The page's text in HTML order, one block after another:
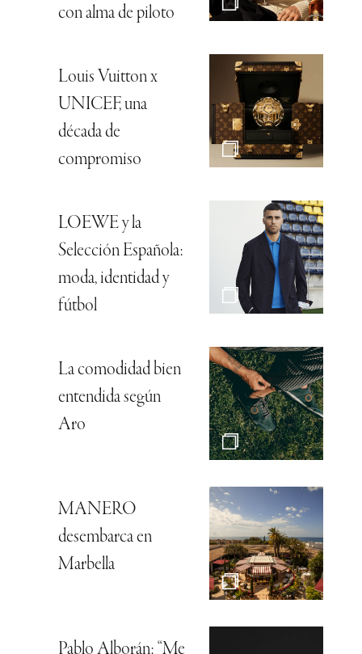
con alma de piloto
Louis Vuitton x
UNICEF, una
década de
compromiso
LOEWE y la
Selección Española:
moda, identidad y
fútbol
La comodidad bien
entendida según
Aro
MANERO
desembarca en
Marbella
Pablo Alborán: “Me